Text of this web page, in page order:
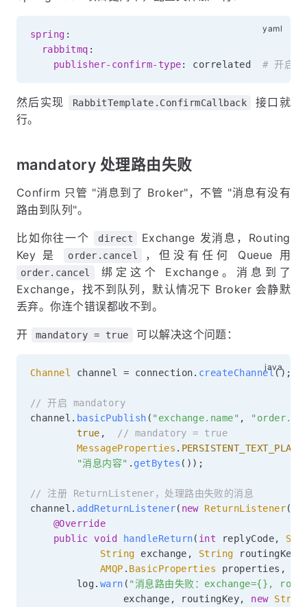
spring :
rabbitmq :
publisher-confirm-type: correlated # 开启
然后实现 RabbitTemplate.ConfirmCallback
接口就
行。
mandatory 处理路由失败
Confirm 只管 "消息到了 Broker"，不管 "消息有没有
路由到队列"。
比如你往一个 direct
Exchange 发消息，Routing
Key 是
order.cancel ，但没有任何 Queue 用
order.cancel
绑定这个 Exchange。消息到了
Exchange，找不到队列，默认情况下 Broker 会静默
丢弃。你连个错误都收不到。
开 mandatory = true 可以解决这个问题：
Channel channel = connection. createChannel() ;
// 开启 mandatory
channel . basicPublish ( "exchange.name" ,
true ,
// mandatory = true
MessageProperties . PERSISTENT_TEXT_PLAIN
"消息内容" . getBytes ( ) ) ;
// 注册 ReturnListener，处理路由失败的消息
channel . addReturnListener( new ReturnListener(
@Override
public void handleReturn( int replyCode,
String exchange , String routingKey
AMQP . BasicProperties properties ,
        log
. warn ( "消息路由失败：exchange={},
                exchange
, routingKey, new